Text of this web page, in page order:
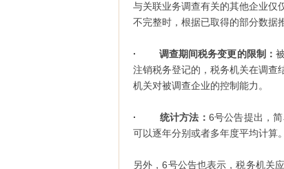
与关联业务调查有关的其他企业仅
不完整时，根据已取得的部分数据
· 调查期间税务变更的限制：
注销税务登记的，税务机关在调查
机关对被调查企业的控制能力。
· 统计方法： 6号公告提出，
可以逐年分别或者多年度平均计算
另外，6号公告也表示，税务机关